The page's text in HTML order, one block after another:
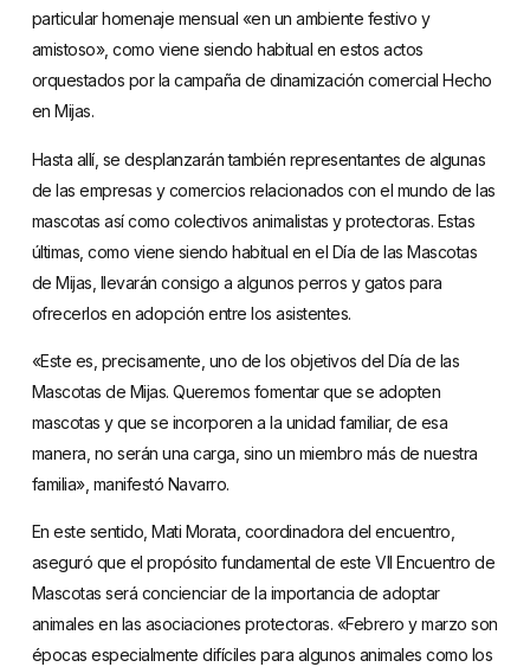
particular homenaje mensual «en un ambiente festivo y
amistoso», como viene siendo habitual en estos actos
orquestados por la campaña de dinamización comercial Hecho
en Mijas.
Hasta allí, se desplanzarán también representantes de algunas
de las empresas y comercios relacionados con el mundo de las
mascotas así como colectivos animalistas y protectoras. Estas
últimas, como viene siendo habitual en el Día de las Mascotas
de Mijas, llevarán consigo a algunos perros y gatos para
ofrecerlos en adopción entre los asistentes.
«Este es, precisamente, uno de los objetivos del Día de las
Mascotas de Mijas. Queremos fomentar que se adopten
mascotas y que se incorporen a la unidad familiar, de esa
manera, no serán una carga, sino un miembro más de nuestra
familia», manifestó Navarro.
En este sentido, Mati Morata, coordinadora del encuentro,
aseguró que el propósito fundamental de este VII Encuentro de
Mascotas será concienciar de la importancia de adoptar
animales en las asociaciones protectoras. «Febrero y marzo son
épocas especialmente difíciles para algunos animales como los